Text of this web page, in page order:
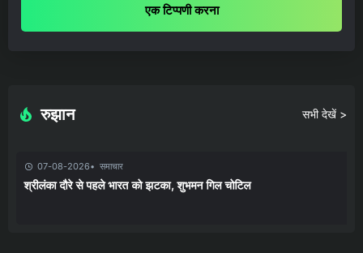
एक टिप्पणी करना
रुझान सभी देखें >
07-08-2026 समाचार
श्रीलंका दौरे से पहले भारत को झटका, शुभमन गिल चोटिल